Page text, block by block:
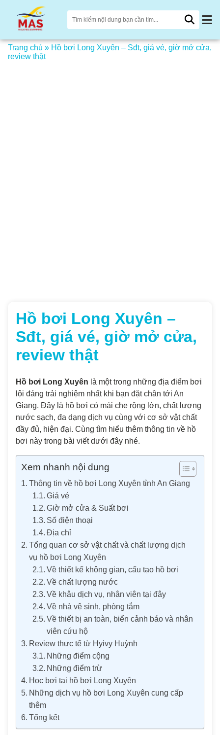
Trang chủ » Hồ bơi Long Xuyên – Sđt, giá vé, giờ mở cửa,
review thật
Hồ bơi Long Xuyên –
Sđt, giá vé, giờ mở cửa,
review thật
Hồ bơi Long Xuyên là một trong những địa điểm bơi
lội đáng trải nghiệm nhất khi bạn đặt chân tới An
Giang. Đây là hồ bơi có mái che rộng lớn, chất lượng
nước sạch, đa dạng dịch vụ cùng với cơ sở vật chất
đầy đủ, hiện đại. Cùng tìm hiểu thêm thông tin về hồ
bơi này trong bài viết dưới đây nhé.
Xem nhanh nội dung
Thông tin về hồ bơi Long Xuyên tỉnh An Giang
Giá vé
Giờ mở cửa & Suất bơi
Số điện thoại
Địa chỉ
Tổng quan cơ sở vật chất và chất lượng dịch
vụ hồ bơi Long Xuyên
Về thiết kế không gian, cấu tạo hồ bơi
Về chất lượng nước
Về khâu dịch vụ, nhân viên tại đây
Về nhà vệ sinh, phòng tắm
Về thiết bị an toàn, biển cảnh báo và nhân
viên cứu hộ
Review thực tế từ Hyivy Huỳnh
Những điểm cộng
Những điểm trừ
Học bơi tại hồ bơi Long Xuyên
Những dịch vụ hồ bơi Long Xuyên cung cấp
thêm
Tổng kết